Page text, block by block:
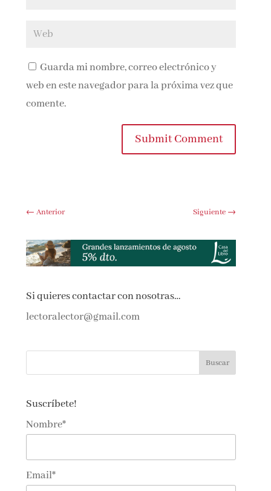
Guarda mi nombre, correo electrónico y
web en este navegador para la próxima vez que
comente.
Submit Comment
←Anterior Siguiente→
Si quieres contactar con nosotras…
lectoralector@gmail.com
Suscríbete!
Nombre*
Email*